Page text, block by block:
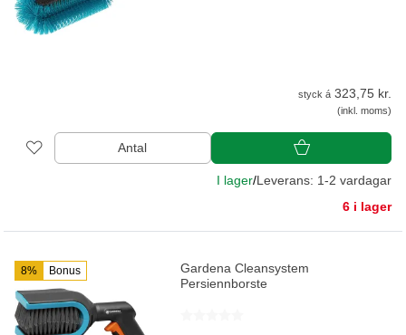
styck á 323,75 kr.
(inkl. moms)
Antal
I lager/Leverans: 1-2 vardagar
6 i lager
8% Bonus
Gardena Cleansystem
Persiennborste